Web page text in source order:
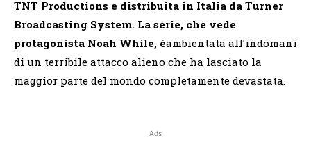
TNT Productions e distribuita in Italia da Turner
Broadcasting System. La serie, che vede
protagonista Noah While, èambientata all’indomani
di un terribile attacco alieno che ha lasciato la
maggior parte del mondo completamente devastata.
Ads